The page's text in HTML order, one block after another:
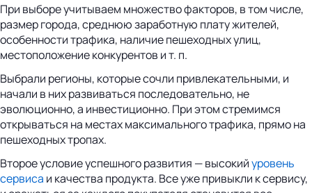
При выборе учитываем множество факторов, в том числе,
размер города, среднюю заработную плату жителей,
особенности трафика, наличие пешеходных улиц,
местоположение конкурентов и т. п.
Выбрали регионы, которые сочли привлекательными, и
начали в них развиваться последовательно, не
эволюционно, а инвестиционно. При этом стремимся
открываться на местах максимального трафика, прямо на
пешеходных тропах.
Второе условие успешного развития — высокийуровень
сервиса и качества продукта. Все уже привыкли к сервису,